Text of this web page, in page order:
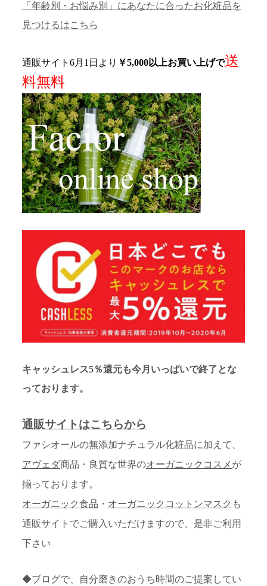
「年齢別・お悩み別」にあなたに合ったお化粧品を
見つけるはこちら
通販サイト6月1日より ￥5,000以上お買い上げで送
料無料
キャッシュレス5％還元も今月いっぱいで終了とな
っております。
通販サイトはこちらから
ファシオールの無添加ナチュラル化粧品に加えて、
アヴェダ商品・良質な世界のオーガニックコスメ が
揃っております。
オーガニック食品 ・ オーガニックコットンマスク も
通販サイトでご購入いただけますので、是非ご利用
下さい
◆ブログで、自分磨きのおうち時間のご提案してい